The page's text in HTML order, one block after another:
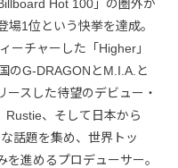
Hot 100」の圏外か
場1位という快挙を達成。
ーチャーした「Higher」
のG-DRAGONとM.I.A.と
スした待望のデビュー・
Rustie、そして日本から
話題を集め、世界トッ
進めるプロデューサー。